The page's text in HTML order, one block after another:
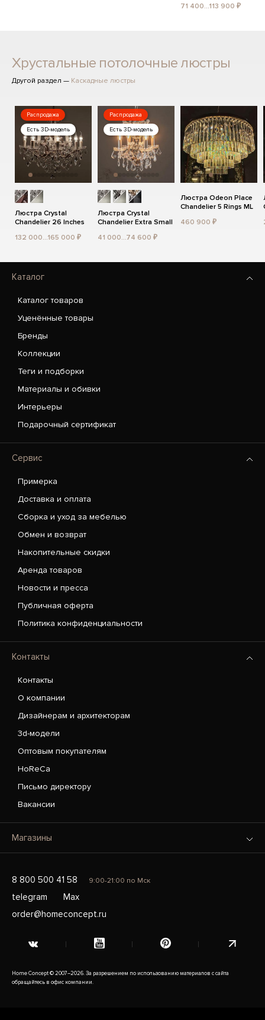
71 400...113 900 ₽
Хрустальные потолочные люстры
Другой раздел — Каскадные люстры
Распродажа
Есть 3D-модель
Люстра Crystal
Chandelier 26 Inches
132 000...165 000 ₽
Распродажа
Есть 3D-модель
Люстра Crystal
Chandelier Extra Small
41 000...74 600 ₽
Люстра Odeon Place
Chandelier 5 Rings ML
460 900 ₽
Каталог
Каталог товаров
Уценённые товары
Бренды
Коллекции
Теги и подборки
Материалы и обивки
Интерьеры
Подарочный сертификат
Сервис
Примерка
Доставка и оплата
Сборка и уход за мебелью
Обмен и возврат
Накопительные скидки
Аренда товаров
Новости и пресса
Публичная оферта
Политика конфиденциальности
Контакты
Контакты
О компании
Дизайнерам и архитекторам
3d-модели
Оптовым покупателям
HoReCa
Письмо директору
Вакансии
Магазины
8 800 500 41 58 9:00-21:00 по Мск
telegram
Max
order@homeconcept.ru
Home Concept © 2007–2026. За разрешением по использованию материалов с сайта
обращайтесь в офис компании.